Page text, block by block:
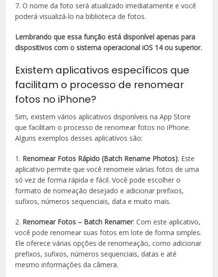
7. O nome da foto será atualizado imediatamente e você
poderá visualizá-lo na biblioteca de fotos.
Lembrando que essa função está disponível apenas para
dispositivos com o sistema operacional iOS 14 ou superior.
Existem aplicativos específicos que
facilitam o processo de renomear
fotos no iPhone?
Sim, existem vários aplicativos disponíveis na App Store
que facilitam o processo de renomear fotos no iPhone.
Alguns exemplos desses aplicativos são:
1. Renomear Fotos Rápido (Batch Rename Photos): Este
aplicativo permite que você renomeie várias fotos de uma
só vez de forma rápida e fácil. Você pode escolher o
formato de nomeação desejado e adicionar prefixos,
sufixos, números sequenciais, data e muito mais.
2. Renomear Fotos – Batch Renamer: Com este aplicativo,
você pode renomear suas fotos em lote de forma simples.
Ele oferece várias opções de renomeação, como adicionar
prefixos, sufixos, números sequenciais, datas e até
mesmo informações da câmera.